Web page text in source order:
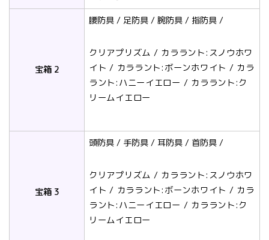
宝箱 2
腰防具 / 足防具 / 腕防具 / 指防具 /
クリアプリズム / カララント:スノウホワ
イト / カララント:ボーンホワイト / カラ
ラント:ハニーイエロー / カララント:ク
リームイエロー
宝箱 3
頭防具 / 手防具 / 耳防具 / 首防具 /
クリアプリズム / カララント:スノウホワ
イト / カララント:ボーンホワイト / カラ
ラント:ハニーイエロー / カララント:ク
リームイエロー